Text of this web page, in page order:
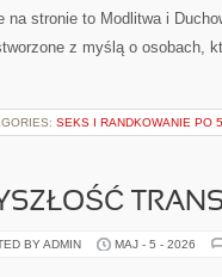
na stronie to Modlitwa i
z myślą o osobach,
SEKS I RANDKOWANIE PO
BY ADMIN MAJ - 5 - 2026